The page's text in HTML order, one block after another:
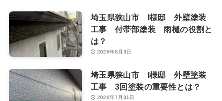
埼玉県狭山市 I様邸 外壁塗装
工事 付帯部塗装 雨樋の役割と
は？
2026年8月3日
埼玉県狭山市 I様邸 外壁塗装
工事 3回塗装の重要性とは？
2026年7月31日